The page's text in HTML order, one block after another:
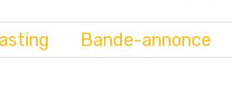
Bande-annonce